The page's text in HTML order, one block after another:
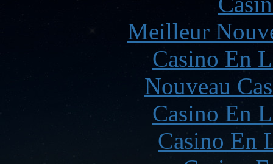
Meilleur
Casino En
Nouveau
Casino En
Casino En